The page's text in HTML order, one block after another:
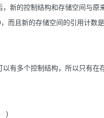
新的控制结构和存储空间与原
而且新的存储空间的引用计数是
有多个控制结构，所以只有在
)